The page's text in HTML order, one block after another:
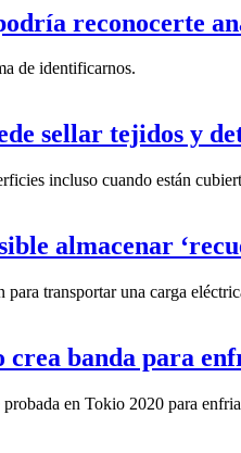
reconocerte
de identificarnos.
sellar tejidos y
incluso cuando están
almacenar
para transportar una carga
crea banda para
en Tokio 2020 para